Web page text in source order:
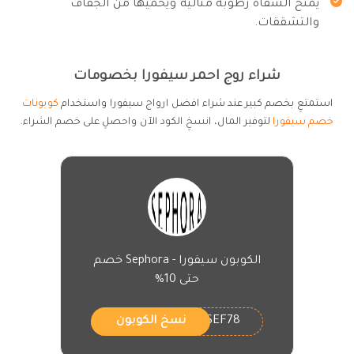
يمنح الشفاه رطوبة مثالية ويحميها من الجفاف
والتشققات.
شراء روج احمر سيفورا بخصومات
استمتعِ بخصم كبير عند شراء افضل ارواج سيفورا واستخدام كوبونات
خصم سيفورا لتوفير المال، انسخِ الكود الآن واحصلِ على خصم الشراء.
الكوبون سيفورا - Sephora خصم
حتى 10%
SEF78 نسخ الكوبون